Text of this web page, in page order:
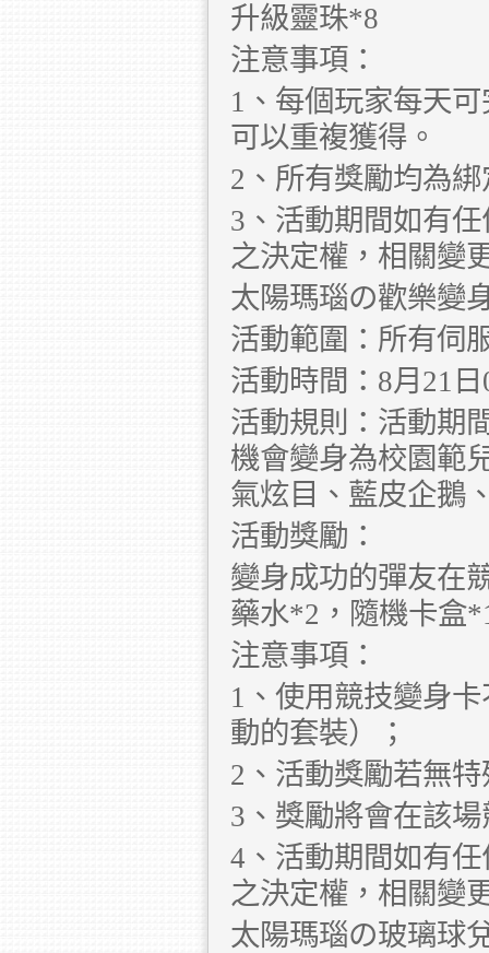
升級靈珠*8
注意事項：
1、每個玩家每天
可以重複獲得。
2、所有獎勵均為
3、活動期間如有
之決定權，相關變
太陽瑪瑙の歡樂變
活動範圍：所有伺
活動時間：8月21
活動規則：活動期
機會變身為校園範
氣炫目、藍皮企鵝
活動獎勵：
變身成功的彈友在
藥水*2，隨機卡盒
注意事項：
1、使用競技變身
動的套裝）；
2、活動獎勵若無
3、獎勵將會在該
4、活動期間如有
之決定權，相關變
太陽瑪瑙の玻璃球